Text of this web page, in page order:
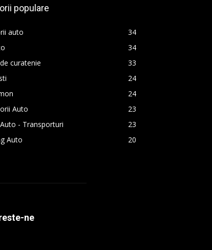
populare
auto
34
34
curatenie
33
24
24
Auto
23
- Transporturi
23
Auto
20
ne